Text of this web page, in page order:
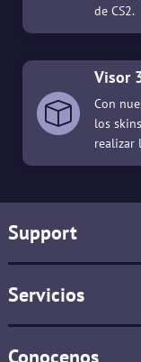
de CS2.
Visor
Con
los
realizar
Support
Servicios
Conocenos